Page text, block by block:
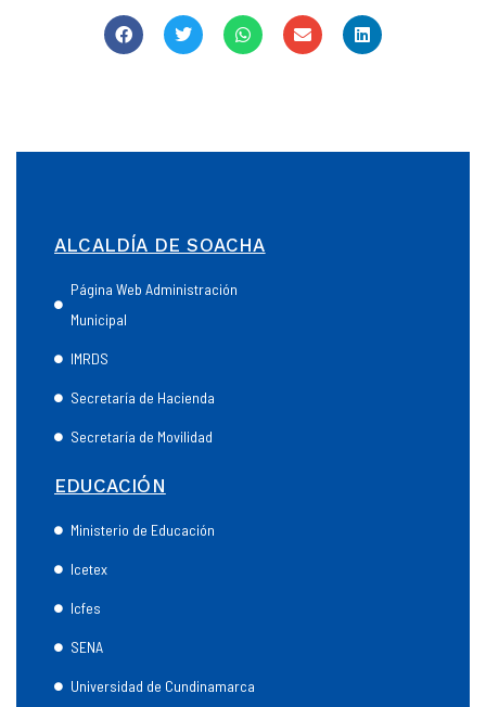
ALCALDÍA DE SOACHA
Página Web Administración
Municipal
IMRDS
Secretaría de Hacienda
Secretaría de Movilidad
EDUCACIÓN
Ministerio de Educación
Icetex
Icfes
SENA
Universidad de Cundinamarca